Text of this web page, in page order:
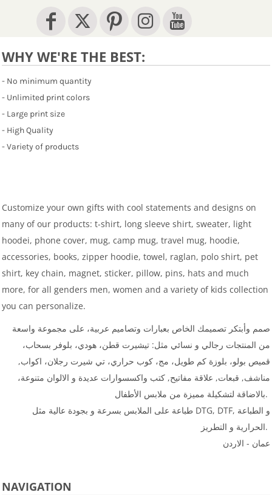
WHY WE'RE THE BEST:
- No minimum quantity
- Unlimited print colors
- Large print size
- High Quality
- Variety of products
Customize your own gifts with cool statements and designs on
many of our products: t-shirt, long sleeve shirt, sweater, light
hoodei, phone cover, mug, camp mug, travel mug, hoodie,
accessories, books, zipper hoodie, towel, raglan, polo shirt, pet
shirt, key chain, magnet, sticker, pillow, pins, hats and much
more, for all genders men, women and a variety of kids collection
you can personalize.
صمم وأبتكر تصميمك الخاص بعبارات وتصاميم عربية، على مجموعة واسعة
من المنتجات رجالي و نسائي مثل: تيشيرت قطن، هودي، بلوفر بسحاب،
قميص بولو، بلوزة كم طويل، مج، كوب حراري، تي شيرت رجلان، اكواب,
مناشف, قبعات, علاقة مفاتيح, كتب واكسسوارات عديدة و الالوان متنوعة،
بالاضاقة لتشكيلة مميزة من ملابس الأطفال.
طباعة على الملابس بسرعة و بجودة عالية مثل DTG, DTF, و الطباعة
الحرارية و التطريز.
عمان - الاردن
NAVIGATION